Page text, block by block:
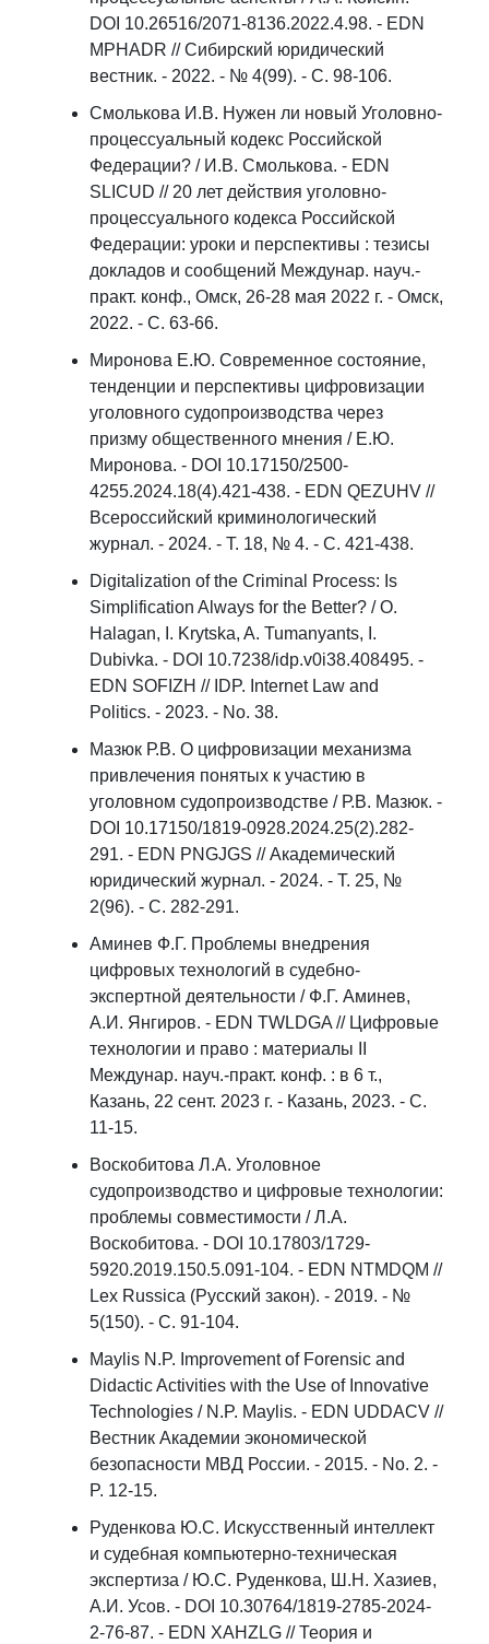
DOI 10.26516/2071-8136.2022.4.98. - EDN
MPHADR // Сибирский юридический
вестник. - 2022. - № 4(99). - С. 98-106.
Смолькова И.В. Нужен ли новый Уголовно-
процессуальный кодекс Российской
Федерации? / И.В. Смолькова. - EDN
SLICUD // 20 лет действия уголовно-
процессуального кодекса Российской
Федерации: уроки и перспективы : тезисы
докладов и сообщений Междунар. науч.-
практ. конф., Омск, 26-28 мая 2022 г. - Омск,
2022. - С. 63-66.
Миронова Е.Ю. Современное состояние,
тенденции и перспективы цифровизации
уголовного судопроизводства через
призму общественного мнения / Е.Ю.
Миронова. - DOI 10.17150/2500-
4255.2024.18(4).421-438. - EDN QEZUHV //
Всероссийский криминологический
журнал. - 2024. - Т. 18, № 4. - С. 421-438.
Digitalization of the Criminal Process: Is
Simplification Always for the Better? / O.
Halagan, I. Krytska, A. Tumanyants, I.
Dubivka. - DOI 10.7238/idp.v0i38.408495. -
EDN SOFIZH // IDP. Internet Law and
Politics. - 2023. - No. 38.
Мазюк Р.В. О цифровизации механизма
привлечения понятых к участию в
уголовном судопроизводстве / Р.В. Мазюк. -
DOI 10.17150/1819-0928.2024.25(2).282-
291. - EDN PNGJGS // Академический
юридический журнал. - 2024. - Т. 25, №
2(96). - С. 282-291.
Аминев Ф.Г. Проблемы внедрения
цифровых технологий в судебно-
экспертной деятельности / Ф.Г. Аминев,
А.И. Янгиров. - EDN TWLDGA // Цифровые
технологии и право : материалы II
Междунар. науч.-практ. конф. : в 6 т.,
Казань, 22 сент. 2023 г. - Казань, 2023. - С.
11-15.
Воскобитова Л.А. Уголовное
судопроизводство и цифровые технологии:
проблемы совместимости / Л.А.
Воскобитова. - DOI 10.17803/1729-
5920.2019.150.5.091-104. - EDN NTMDQM //
Lex Russica (Русский закон). - 2019. - №
5(150). - С. 91-104.
Maylis N.P. Improvement of Forensic and
Didactic Activities with the Use of Innovative
Technologies / N.P. Maylis. - EDN UDDACV //
Вестник Академии экономической
безопасности МВД России. - 2015. - No. 2. -
P. 12-15.
Руденкова Ю.С. Искусственный интеллект
и судебная компьютерно-техническая
экспертиза / Ю.С. Руденкова, Ш.Н. Хазиев,
А.И. Усов. - DOI 10.30764/1819-2785-2024-
2-76-87. - EDN XAHZLG // Теория и